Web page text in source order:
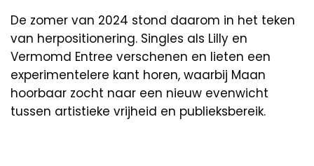
De zomer van 2024 stond daarom in het teken
van herpositionering. Singles als Lilly en
Vermomd Entree verschenen en lieten een
experimentelere kant horen, waarbij Maan
hoorbaar zocht naar een nieuw evenwicht
tussen artistieke vrijheid en publieksbereik.